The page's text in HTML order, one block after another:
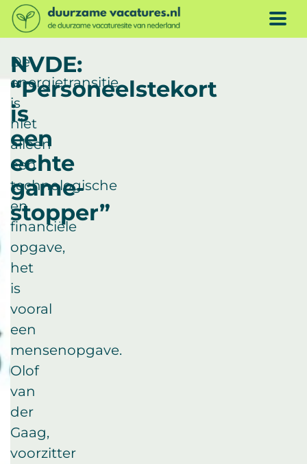
Doorgaan naar inhoud
NVDE:
“Personeelstekort
is
een
echte
game-
stopper”
De
energietransitie
is
niet
alleen
een
technologische
en
financiële
opgave,
het
is
vooral
een
mensenopgave.
Olof
van
der
Gaag,
voorzitter